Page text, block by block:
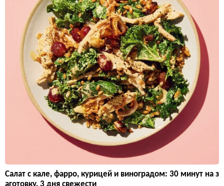
Салат с кале, фарро, курицей и виноградом: 30 минут на з
аготовку, 3 дня свежести